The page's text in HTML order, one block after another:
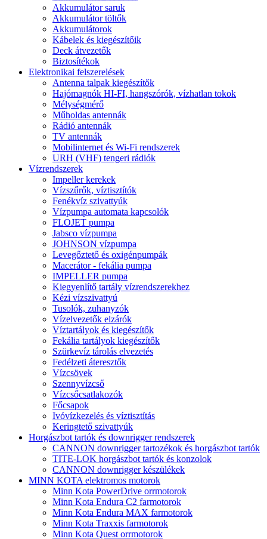
Akkumulátor saruk
Akkumulátor töltők
Akkumulátorok
Kábelek és kiegészítőik
Deck átvezetők
Biztosítékok
Elektronikai felszerelések
Antenna talpak kiegészítők
Hajómagnók HI-FI, hangszórók, vízhatlan tokok
Mélységmérő
Műholdas antennák
Rádió antennák
TV antennák
Mobilinternet és Wi-Fi rendszerek
URH (VHF) tengeri rádiók
Vízrendszerek
Impeller kerekek
Vízszűrők, víztisztítók
Fenékvíz szivattyúk
Vízpumpa automata kapcsolók
FLOJET pumpa
Jabsco vízpumpa
JOHNSON vízpumpa
Levegőztető és oxigénpumpák
Macerátor - fekália pumpa
IMPELLER pumpa
Kiegyenlítő tartály vízrendszerekhez
Kézi vízszivattyú
Tusolók, zuhanyzók
Vízelvezetők elzárók
Víztartályok és kiegészítők
Fekália tartályok kiegészítők
Szürkevíz tárolás elvezetés
Fedélzeti áteresztők
Vízcsövek
Szennyvízcső
Vízcsőcsatlakozók
Főcsapok
Ivóvízkezelés és víztisztítás
Keringtető szivattyúk
Horgászbot tartók és downrigger rendszerek
CANNON downrigger tartozékok és horgászbot tartók
TITE-LOK horgászbot tartók és konzolok
CANNON downrigger készülékek
MINN KOTA elektromos motorok
Minn Kota PowerDrive orrmotorok
Minn Kota Endura C2 farmotorok
Minn Kota Endura MAX farmotorok
Minn Kota Traxxis farmotorok
Minn Kota Quest orrmotorok